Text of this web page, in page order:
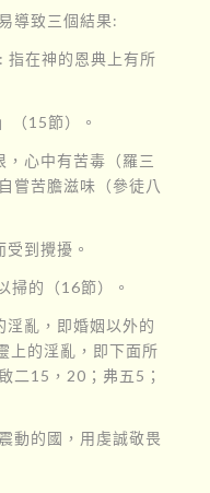
導致三個結果:
指在神的恩典上有所
（15節）。
，心中有苦毒（羅三
嘗苦膽滋味（參徒八
受到攪擾。
掃的（16節）。
淫亂，即婚姻以外的
上的淫亂，即下面所
二15，20；弗五5；
動的國，用虔誠敬畏